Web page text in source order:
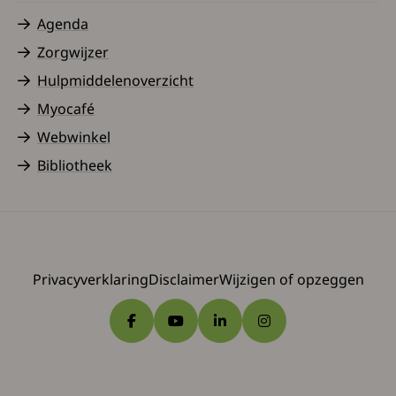
Agenda
Zorgwijzer
Hulpmiddelenoverzicht
Myocafé
Webwinkel
Bibliotheek
PrivacyverklaringDisclaimerWijzigen of opzeggen
Ga naar Facebook
Ga naar YouTube
Ga naar LinkedIn
Ga naar Instagram